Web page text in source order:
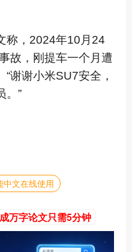
称，2024年10月24
故，刚提车一个月遭
谢谢小米SU7安全，
。”
中文在线使用
万字论文只需5分钟